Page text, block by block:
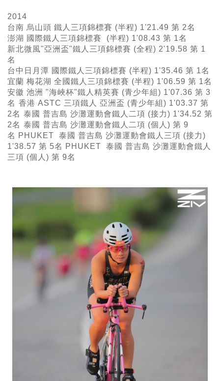
2014
台南 烏山頭 鐵人三項錦標賽 (半程) 1'21.49 第 2名
澎湖 國際鐵人三項錦標賽 (半程) 1'08.43 第 1名
新北微風"亞洲盃"鐵人三項錦標賽 (全程) 2'19.58 第 1
名
台中日月潭 國際鐵人三項錦標賽 (半程) 1'35.46 第 1名
宜蘭 梅花湖 全國鐵人三項錦標賽 (半程) 1'06.59 第 1名
安徽 池洲 "海峽杯"鐵人精英賽 (青少年組) 1'07.36 第 3
名 香港 ASTC 三項鐵人 亞洲盃 (青少年組) 1'03.37 第
2名 泰國 普吉島 沙灘運動會鐵人二項 (接力) 1'34.52 第
2名 泰國 普吉島 沙灘運動會鐵人二項 (個人) 第 9
名 PHUKET 泰國 普吉島 沙灘運動會鐵人三項 (接力)
1'38.57 第 5名 PHUKET 泰國 普吉島 沙灘運動會鐵人
三項 (個人) 第 9名